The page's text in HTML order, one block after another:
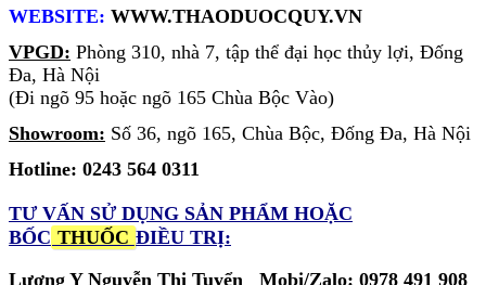
WEBSITE: WWW.THAODUOCQUY.VN
VPGD: Phòng 310, nhà 7, tập thể đại học thủy lợi, Đống
Đa, Hà Nội
(Đi ngõ 95 hoặc ngõ 165 Chùa Bộc Vào)
Showroom: Số 36, ngõ 165, Chùa Bộc, Đống Đa, Hà Nội
Hotline: 0243 564 0311
TƯ VẤN SỬ DỤNG SẢN PHẨM HOẶC
BỐC THUỐC ĐIỀU TRỊ:
Lương Y Nguyễn Thị Tuyển Mobi/Zalo: 0978 491 908